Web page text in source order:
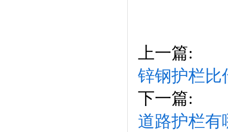
上一篇:
锌钢护栏比
下一篇:
道路护栏有